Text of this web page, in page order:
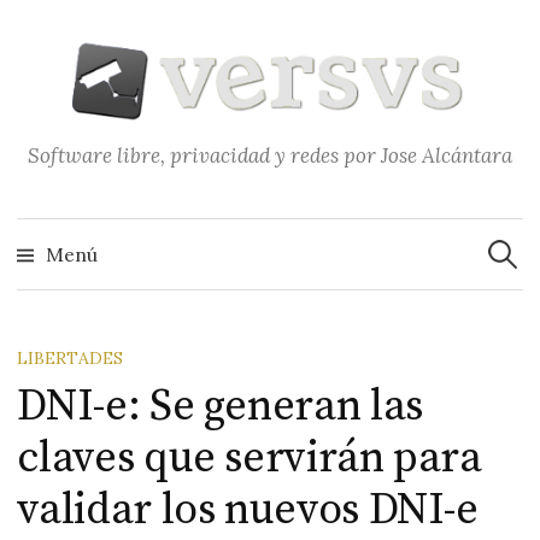
contenido
Software libre, privacidad y redes por Jose Alcántara
Menú
LIBERTADES
DNI-e: Se generan las
claves que servirán para
validar los nuevos DNI-e